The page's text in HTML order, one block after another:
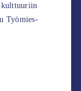
kulttuuriin
Työmies-